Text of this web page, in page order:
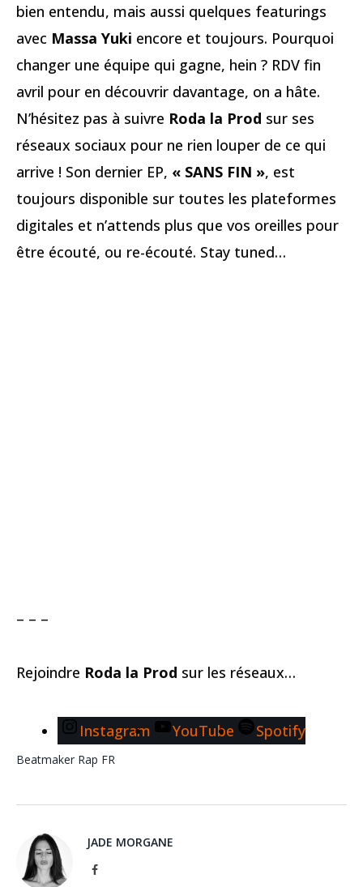
bien entendu, mais aussi quelques featurings
avec Massa Yuki encore et toujours. Pourquoi
changer une équipe qui gagne, hein ? RDV fin
avril pour en découvrir davantage, on a hâte.
N’hésitez pas à suivre Roda la Prod sur ses
réseaux sociaux pour ne rien louper de ce qui
arrive ! Son dernier EP, « SANS FIN », est
toujours disponible sur toutes les plateformes
digitales et n’attends plus que vos oreilles pour
être écouté, ou re-écouté. Stay tuned…
– – –
Rejoindre Roda la Prod sur les réseaux…
Instagram YouTube Spotify
Beatmaker Rap FR
JADE MORGANE
Facebook